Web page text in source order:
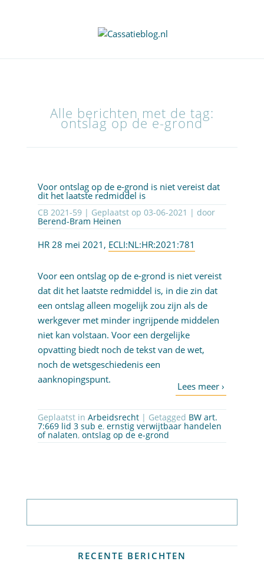
Alle berichten met de tag:
ontslag op de e-grond
Voor ontslag op de e-grond is niet vereist dat
dit het laatste redmiddel is
CB 2021-59 | Geplaatst op 03-06-2021 | door
Berend-Bram Heinen
HR 28 mei 2021, ECLI:NL:HR:2021:781
Voor een ontslag op de e-grond is niet vereist
dat dit het laatste redmiddel is, in die zin dat
een ontslag alleen mogelijk zou zijn als de
werkgever met minder ingrijpende middelen
niet kan volstaan. Voor een dergelijke
opvatting biedt noch de tekst van de wet,
noch de wetsgeschiedenis een
aanknopingspunt.
Geplaatst in Arbeidsrecht | Getagged BW art.
7:669 lid 3 sub e, ernstig verwijtbaar handelen
of nalaten, ontslag op de e-grond
RECENTE BERICHTEN